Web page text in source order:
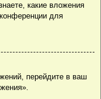
какие вложения
для
перейдите в ваш